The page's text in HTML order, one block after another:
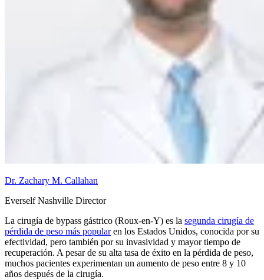
Dr. Zachary M. Callahan
Everself Nashville Director
La cirugía de bypass gástrico (Roux-en-Y) es la segunda cirugía de
pérdida de peso más popularen los Estados Unidos, conocida por su
efectividad, pero también por su invasividad y mayor tiempo de
recuperación. A pesar de su alta tasa de éxito en la pérdida de peso,
muchos pacientes experimentan un aumento de peso entre 8 y 10
años después de la cirugía.